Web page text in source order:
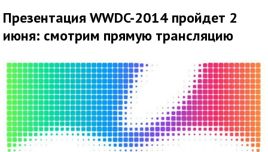
Презентация WWDC-2014 пройдет 2
июня: смотрим прямую трансляцию